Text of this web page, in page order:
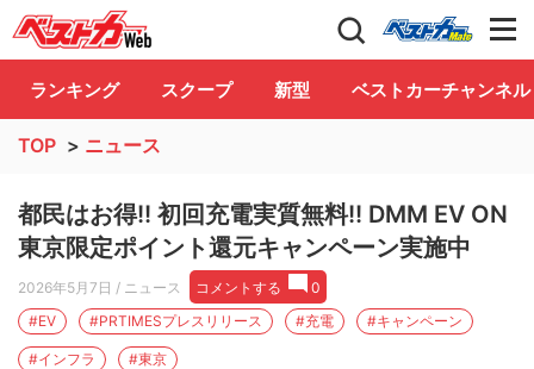
自動車情報誌「ベストカー」 Club
ランキング スクープ 新型 ベストカーチャンネル
TOP > ニュース
都民はお得!! 初回充電実質無料!! DMM EV ON
東京限定ポイント還元キャンペーン実施中
2026年5月7日 / ニュース コメントする
0
#EV
#PRTIMESプレスリリース #充電 #キャンペーン
#インフラ #東京